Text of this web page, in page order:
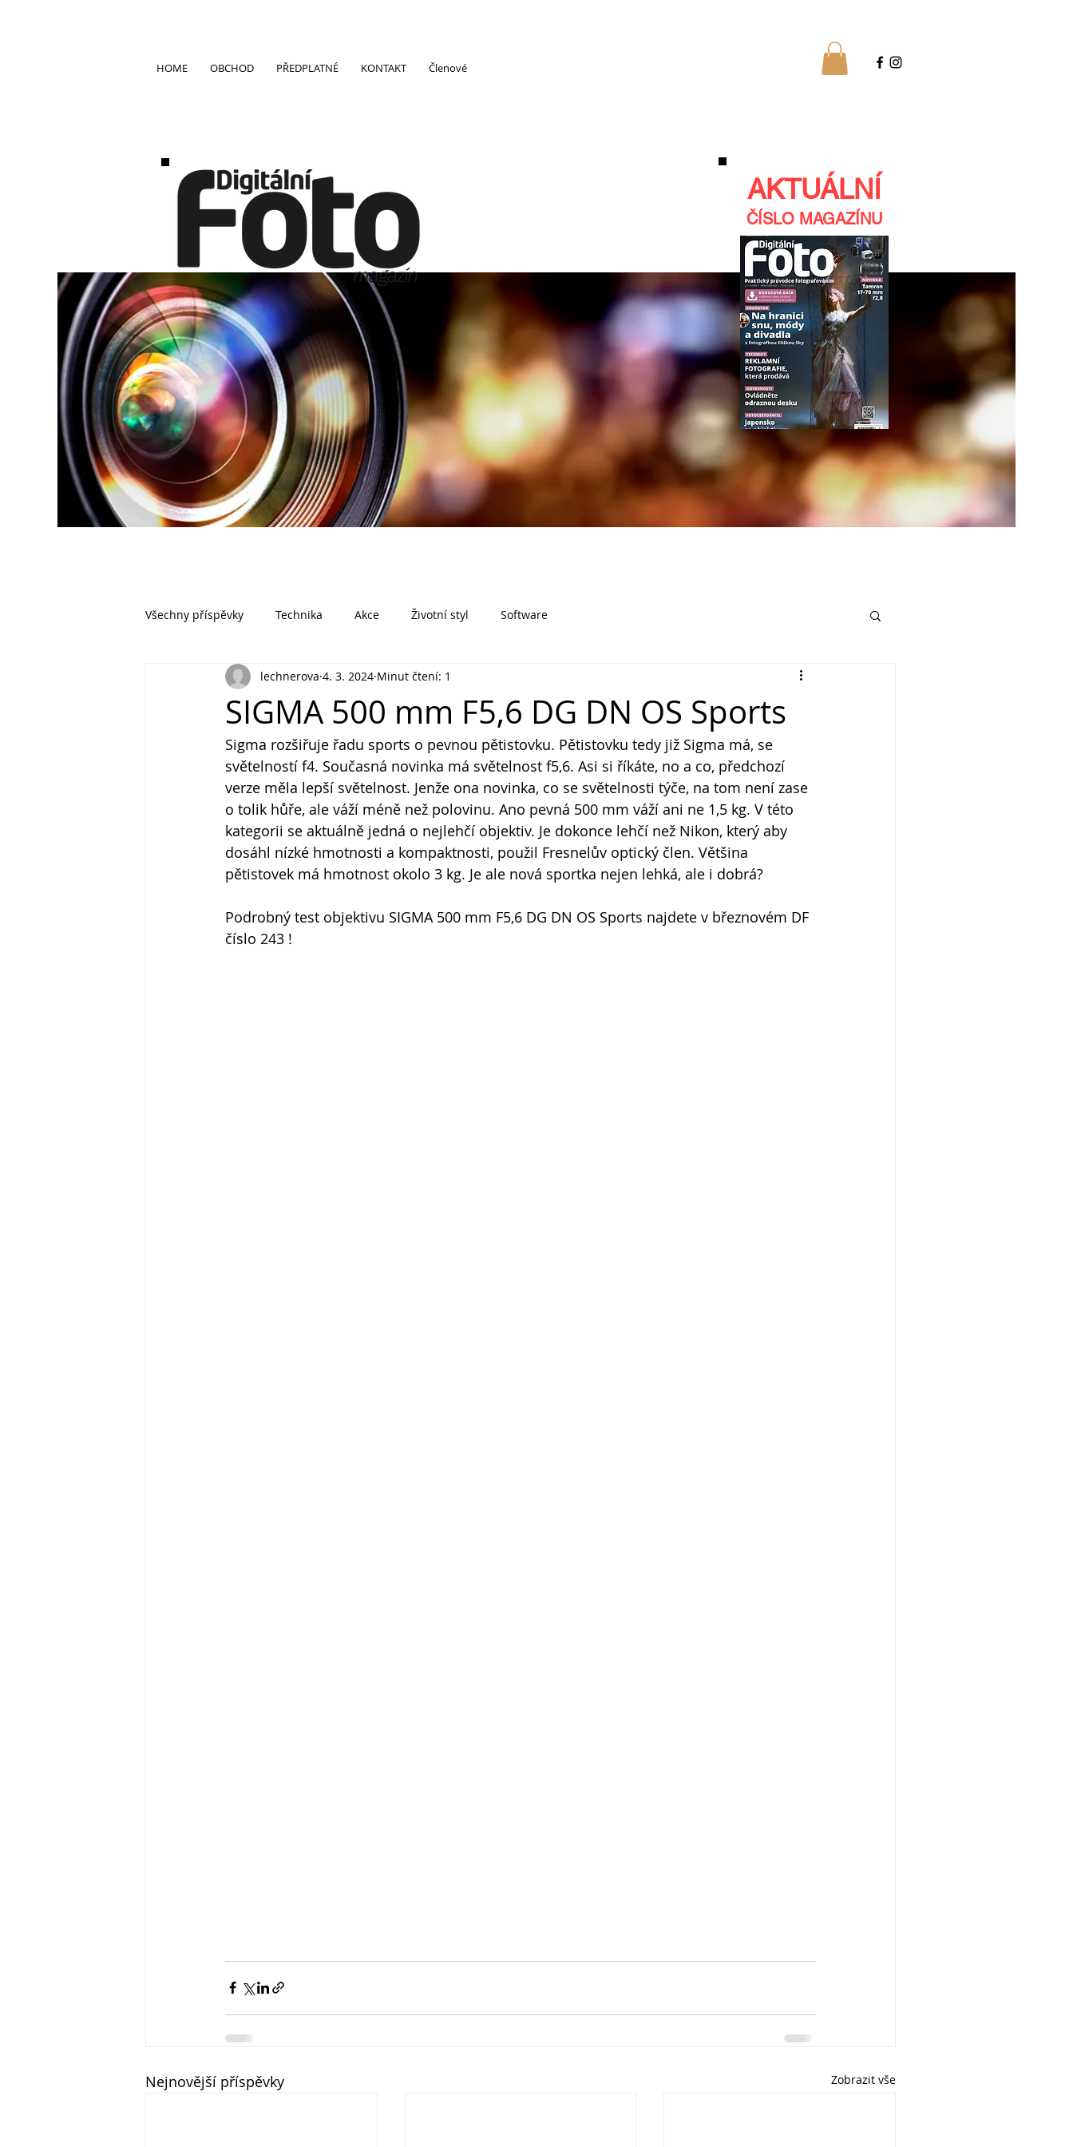
HOME OBCHOD PŘEDPLATNÉ KONTAKT Členové
AKTUÁLNÍ
ČÍSLO MAGAZÍNU
Všechny příspěvky Technika Akce Životní styl Software
SIGMA 500 mm F5,6 DG DN OS Sports
lechnerova 4. 3. 2024 Minut čtení: 1
Sigma rozšiřuje řadu sports o pevnou pětistovku. Pětistovku tedy již Sigma má, se
světelností f4. Současná novinka má světelnost f5,6. Asi si říkáte, no a co, předchozí
verze měla lepší světelnost. Jenže ona novinka, co se světelnosti týče, na tom není zase
o tolik hůře, ale váží méně než polovinu. Ano pevná 500 mm váží ani ne 1,5 kg. V této
kategorii se aktuálně jedná o nejlehčí objektiv. Je dokonce lehčí než Nikon, který aby
dosáhl nízké hmotnosti a kompaktnosti, použil Fresnelův optický člen. Většina
pětistovek má hmotnost okolo 3 kg. Je ale nová sportka nejen lehká, ale i dobrá?
Podrobný test objektivu SIGMA 500 mm F5,6 DG DN OS Sports najdete v březnovém DF
číslo 243 !
Nejnovější příspěvky Zobrazit vše